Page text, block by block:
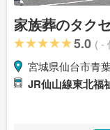
家族葬のタク
5.0 ( -
宮城県仙台市青
JR仙山線東北福